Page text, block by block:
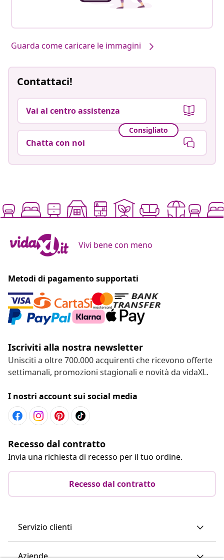
Guarda come caricare le immagini
Contattaci!
Vai al centro assistenza
Consigliato
Chatta con noi
Vivi bene con meno
Metodi di pagamento supportati
Iscriviti alla nostra newsletter
Unisciti a oltre 700.000 acquirenti che ricevono offerte
settimanali, promozioni stagionali e novità da vidaXL.
I nostri account sui social media
Recesso dal contratto
Invia una richiesta di recesso per il tuo ordine.
Recesso dal contratto
Servizio clienti
Aziende